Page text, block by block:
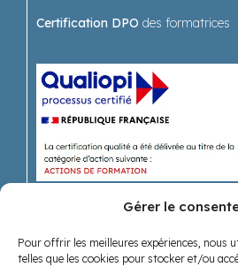
Gérer le
Pour offrir les meilleures expériences, nous
telles que les cookies pour stocker et/ou
Certification DPO des formatrices
Recevoir nos actualités